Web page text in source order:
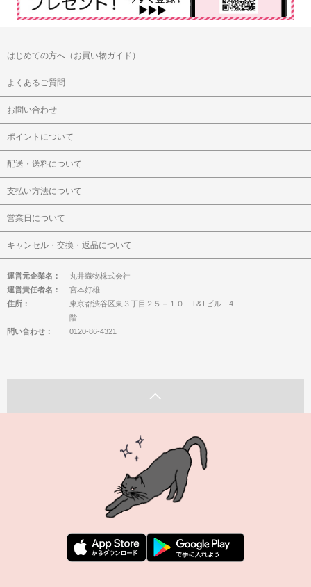
はじめての方へ（お買い物ガイド）
よくあるご質問
お問い合わせ
ポイントについて
配送・送料について
支払い方法について
営業日について
キャンセル・交換・返品について
運営元企業名：
丸井織物株式会社
運営責任者名：
宮本好雄
住所：
東京都渋谷区東３丁目２５－１０ T&Tビル 4
階
問い合わせ：
0120-86-4321